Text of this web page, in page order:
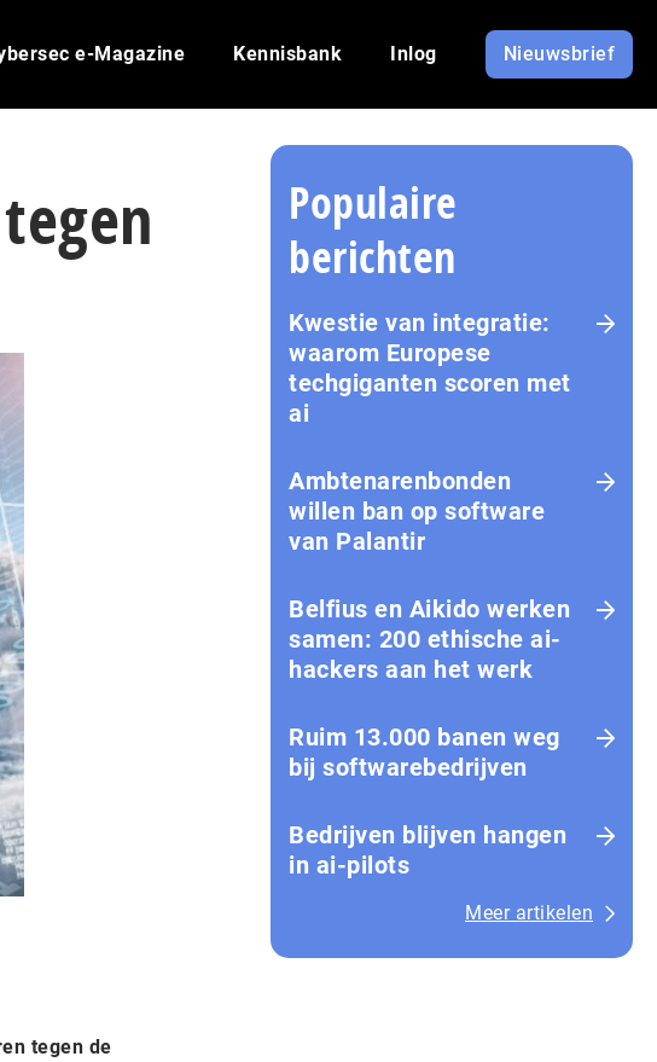
e-Magazine Kennisbank Inlog Nieuwsbrief
tegen de
Populaire
berichten
Kwestie van integratie:
waarom Europese
techgiganten scoren met
ai
Amb­te­na­ren­bon­den
willen ban op software
van Palantir
Belfius en Aikido werken
samen: 200 ethische ai-
hackers aan het werk
Ruim 13.000 banen weg
bij softwarebedrijven
Bedrijven blijven hangen
in ai-pilots
Meer artikelen